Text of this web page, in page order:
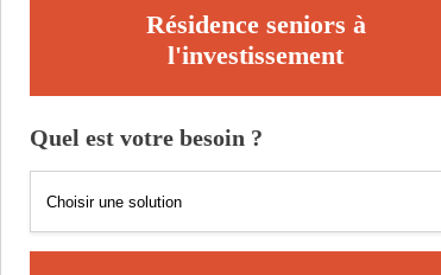
Résidence seniors à
l'investissement
Quel est votre besoin ?